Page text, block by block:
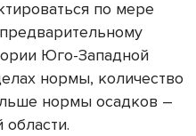
по мере
Юго-Западной
нормы, количество
нормы осадков –